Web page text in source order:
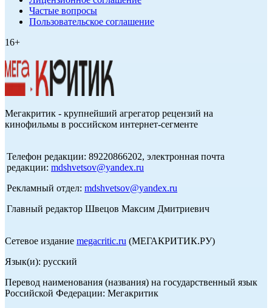
Частые вопросы
Пользовательское соглашение
16+
Мегакритик - крупнейший агрегатор рецензий на
кинофильмы в российском интернет-сегменте
Телефон редакции: 89220866202, электронная почта
редакции: mdshvetsov@yandex.ru
Рекламный отдел: mdshvetsov@yandex.ru
Главный редактор Швецов Максим Дмитриевич
Сетевое издание megacritic.ru (МЕГАКРИТИК.РУ)
Язык(и): русский
Перевод наименования (названия) на государственный язык
Российской Федерации: Мегакритик